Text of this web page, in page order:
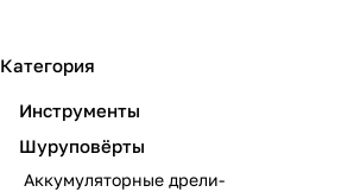
Категория
Инструменты
Шуруповёрты
Аккумуляторные дрели-